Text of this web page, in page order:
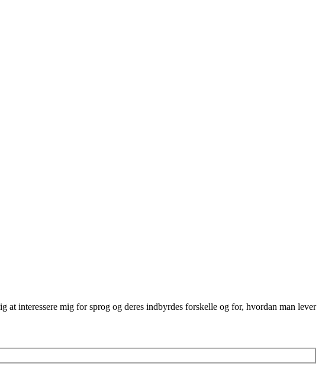
interessere mig for sprog og deres indbyrdes forskelle og for, hvordan man lever